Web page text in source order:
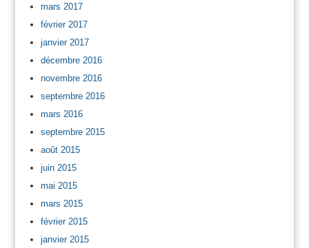
mars 2017
février 2017
janvier 2017
décembre 2016
novembre 2016
septembre 2016
mars 2016
septembre 2015
août 2015
juin 2015
mai 2015
mars 2015
février 2015
janvier 2015